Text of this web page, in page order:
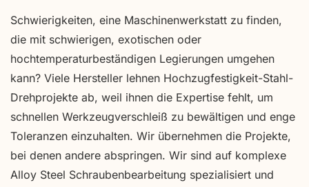
Schwierigkeiten, eine Maschinenwerkstatt zu finden,
die mit schwierigen, exotischen oder
hochtemperaturbeständigen Legierungen umgehen
kann? Viele Hersteller lehnen Hochzugfestigkeit-Stahl-
Drehprojekte ab, weil ihnen die Expertise fehlt, um
schnellen Werkzeugverschleiß zu bewältigen und enge
Toleranzen einzuhalten. Wir übernehmen die Projekte,
bei denen andere abspringen. Wir sind auf komplexe
Alloy Steel Schraubenbearbeitung spezialisiert und